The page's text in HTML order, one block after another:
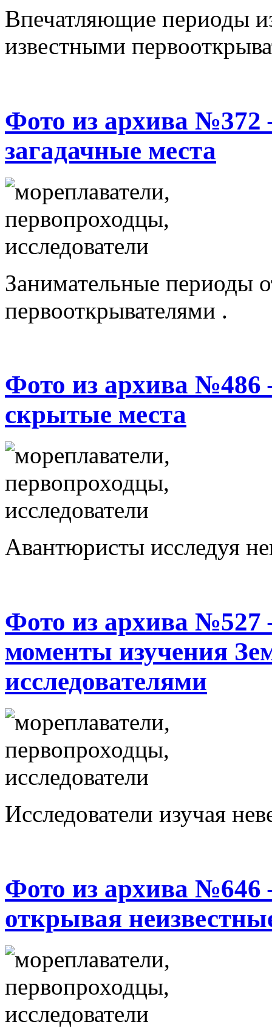
Впечатляющие периоды
известными
Фото из архива №372
загадачные места
Занимательные периоды
первооткрывателями .
Фото из архива №486
скрытые места
Авантюристы исследуя
Фото из архива
моменты изучения
исследователями
Исследователи изучая
Фото из архива
открывая